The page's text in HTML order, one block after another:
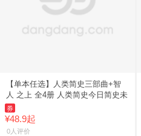
【单本任选】人类简史三部曲+智
人 之上 全4册 人类简史今日简史未
券
¥48.9起
0人评价